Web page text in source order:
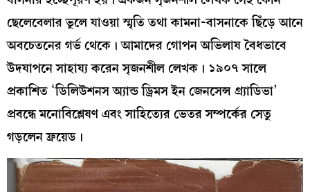
ছেলেবেলার ভুলে যাওয়া স্মৃতি তথা কামনা-বাসনাকে ছিঁড়ে আনে
অবচেতনের গর্ভ থেকে। আমাদের গোপন অভিলাষ বৈধভাবে
উদযাপনে সাহায্য করেন সৃজনশীল লেখক। ১৯০৭ সালে
প্রকাশিত ‘ডিলিউশনস অ্যান্ড ড্রিমস ইন জেনসেন্স গ্র্যাডিভা’
প্রবন্ধে মনোবিশ্লেষণ এবং সাহিত্যের ভেতর সম্পর্কের সেতু
গড়লেন ফ্রয়েড।